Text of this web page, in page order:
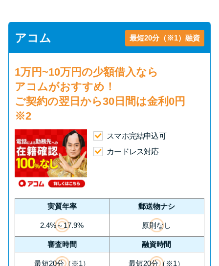
申し込みブラックとは?判断の目
ブラックでもお金を借りるに
は？3つの判断基準と工面法
アコムはブラックでも審査に通
る？ 自分がブラックか確かめる
方法
アコムとレイクどっちがいい
の？ カードローンの選び方を徹
底解説！
プロミスの返済方法を徹底解
説！ もっとも便利でお得な返済
アコム 最短20分（※1）融資
1万円~10万円の少額借入なら
アコムがおすすめ！
ご契約の翌日から30日間は金利0円
※2
スマホ完結申込可
カードレス対応
実質年率 郵送物ナシ
2.4%～17.9% 原則なし
審査時間 融資時間
最短20分（※1） 最短20分（※1）